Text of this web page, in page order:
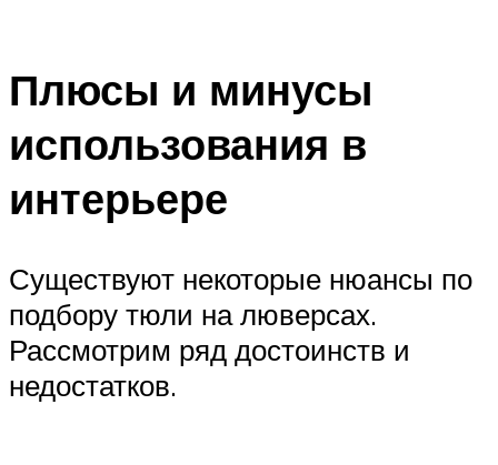
Плюсы и минусы
использования в
интерьере
Существуют некоторые нюансы по
подбору тюли на люверсах.
Рассмотрим ряд достоинств и
недостатков.